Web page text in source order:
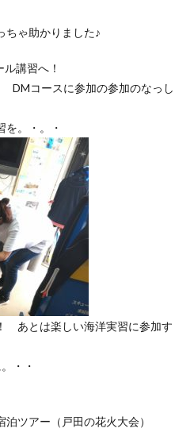
ちゃ助かりました♪
講習へ！
DMコースに参加の参加のなっし
を。・。・
あとは楽しい海洋実習に参加す
・・
ツアー（戸田の花火大会）